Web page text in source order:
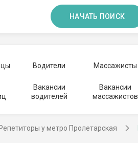
НАЧАТЬ ПОИСК
Водители Массажисты
Вакансии
водителей
Вакансии
массажистов
Репетиторы у метро Пролетарская